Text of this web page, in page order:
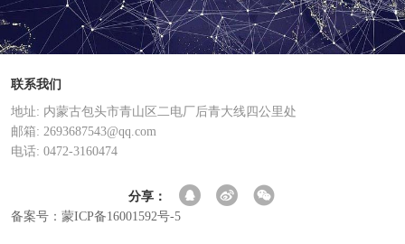
联系我们
地址: 内蒙古包头市青山区二电厂后青大线四公里处
邮箱: 2693687543@qq.com
电话: 0472-3160474
分享：
备案号：蒙ICP备16001592号-5